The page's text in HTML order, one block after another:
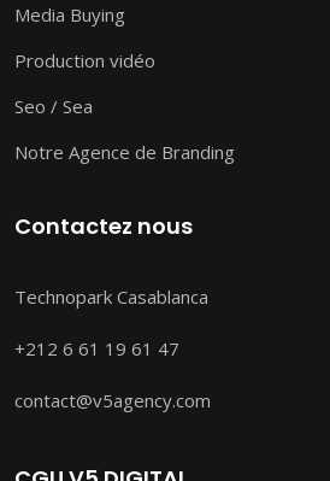
Media Buying
Production vidéo
Seo / Sea
Notre Agence de Branding
Contactez nous
Technopark Casablanca
+212 6 61 19 61 47
contact@v5agency.com